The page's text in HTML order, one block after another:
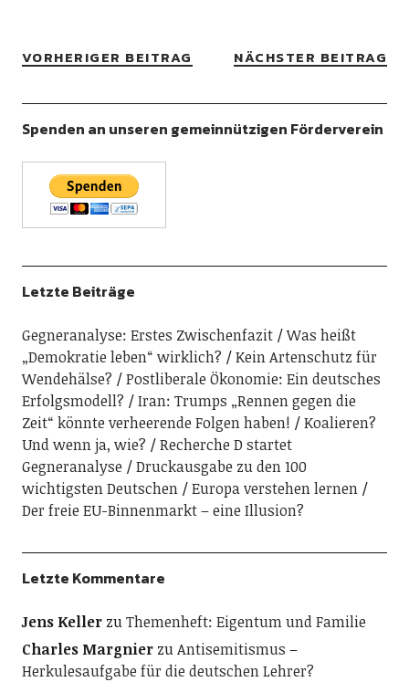
VORHERIGER BEITRAG NÄCHSTER BEITRAG
Spenden an unseren gemeinnützigen Förderverein
Letzte Beiträge
Gegneranalyse: Erstes Zwischenfazit
Was heißt
„Demokratie leben“ wirklich?
Kein Artenschutz für
Wendehälse?
Postliberale Ökonomie: Ein deutsches
Erfolgsmodell?
Iran: Trumps „Rennen gegen die
Zeit“ könnte verheerende Folgen haben!
Koalieren?
Und wenn ja, wie?
Recherche D startet
Gegneranalyse
Druckausgabe zu den 100
wichtigsten Deutschen
Europa verstehen lernen
Der freie EU-Binnenmarkt – eine Illusion?
Letzte Kommentare
Jens KellerzuThemenheft: Eigentum und Familie
Charles MargnierzuAntisemitismus –
Herkulesaufgabe für die deutschen Lehrer?